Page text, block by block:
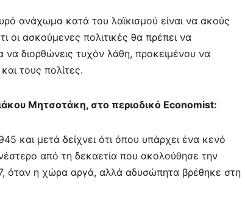
ε
ανάχωμα κατά του λαϊκισμού είναι να ακούς
οι ασκούμενες πολιτικές θα πρέπει να
να διορθώνεις τυχόν λάθη, προκειμένου να
τους πολίτες.
Μητσοτάκη, στο περιοδικό Economist:
και μετά δείχνει ότι όπου υπάρχει ένα κενό
από τη δεκαετία που ακολούθησε την
όταν η χώρα αργά, αλλά αδυσώπητα βρέθηκε στη